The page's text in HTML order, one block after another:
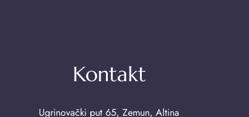
Kontakt
Ugrinovački put 65, Zemun, Altina